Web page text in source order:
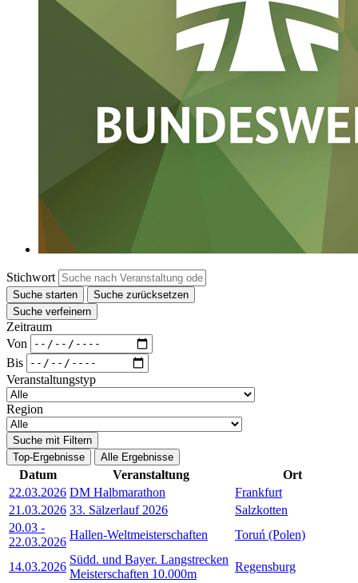
Stichwort
Suche starten
Suche zurücksetzen
Suche verfeinern
Zeitraum
Von
Bis
Veranstaltungstyp
Region
Suche mit Filtern
Top-Ergebnisse
Alle Ergebnisse
Datum Veranstaltung
Ort
22.03.2026 DM Halbmarathon
Frankfurt
21.03.2026 33. Sälzerlauf 2026
Salzkotten
20.03 -
22.03.2026
Hallen-Weltmeisterschaften Toruń (Polen)
14.03.2026
Südd. und Bayer. Langstrecken
Meisterschaften 10.000m
Regensburg